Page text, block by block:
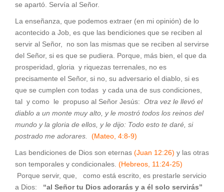
se apartó. Servía al Señor.
La enseñanza, que podemos extraer (en mi opinión) de lo
acontecido a Job, es que las bendiciones que se reciben al
servir al Señor, no son las mismas que se reciben al servirse
del Señor, si es que se pudiera. Porque, más bien, el que da
prosperidad, gloria y riquezas terrenales, no es
precisamente el Señor, si no, su adversario el diablo, si es
que se cumplen con todas y cada una de sus condiciones,
tal y como le propuso al Señor Jesús: Otra vez le llevó el
diablo a un monte muy alto, y le mostró todos los reinos del
mundo y la gloria de ellos, y le dijo: Todo esto te daré, si
postrado me adorares.
(Mateo, 4:8-9)
Las bendiciones de Dios son eternas (Juan 12:26) y las otras
son temporales y condicionales. (Hebreos, 11:24-25)
Porque servir, que, como está escrito, es prestarle servicio
a Dios: “al Señor tu Dios adorarás y a él solo servirás”